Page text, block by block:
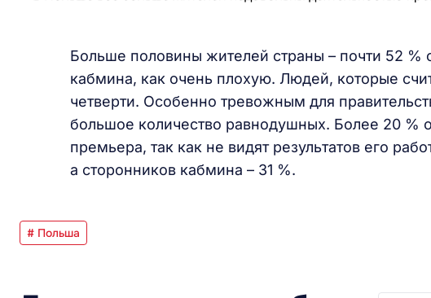
Больше половины жителей страны – почти 52 %
кабмина, как очень плохую. Людей, которые
четверти. Особенно тревожным для
большое количество равнодушных. Более 20 %
премьера, так как не видят результатов его
а сторонников кабмина – 31 %.
# Польша